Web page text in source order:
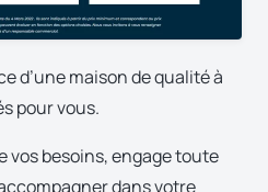
d’une maison de qualité à
pour vous.
vos besoins, engage toute
dans votre